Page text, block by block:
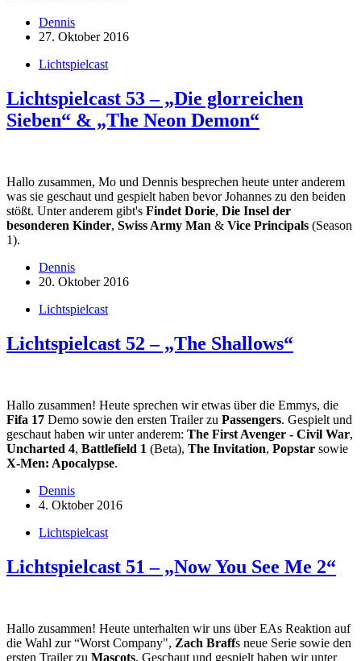
Dennis
27. Oktober 2016
Lichtspielcast
Lichtspielcast 53 – „Die glorreichen
Sieben“ & „The Neon Demon“
Hallo zusammen, Mo und Dennis besprechen heute unter anderem
was sie geschaut und gespielt haben bevor Johannes zu den beiden
stößt. Unter anderem gibt's Findet Dorie, Die Insel der
besonderen Kinder, Swiss Army Man & Vice Principals (Season
1).
Dennis
20. Oktober 2016
Lichtspielcast
Lichtspielcast 52 – „The Shallows“
Hallo zusammen! Heute sprechen wir etwas über die Emmys, die
Fifa 17 Demo sowie den ersten Trailer zu Passengers. Gespielt und
geschaut haben wir unter anderem: The First Avenger - Civil War,
Uncharted 4, Battlefield 1 (Beta), The Invitation, Popstar sowie
X-Men: Apocalypse.
Dennis
4. Oktober 2016
Lichtspielcast
Lichtspielcast 51 – „Now You See Me 2“
Hallo zusammen! Heute unterhalten wir uns über EAs Reaktion auf
die Wahl zur “Worst Company", Zach Braffs neue Serie sowie den
ersten Trailer zu Mascots. Geschaut und gespielt haben wir unter